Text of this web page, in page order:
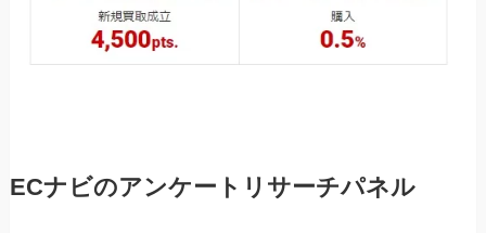
ECナビのアンケートリサーチパネル